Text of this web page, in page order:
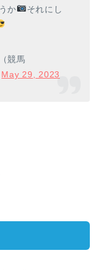
か
それにし
競馬
May 29, 2023